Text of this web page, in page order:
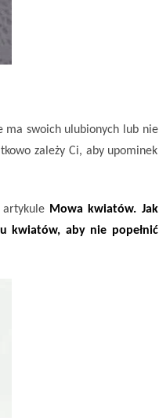
ma swoich ulubionych lub nie
zależy Ci, aby upominek
artykule Mowa kwiatów. Jak
kwiatów, aby nie popełnić